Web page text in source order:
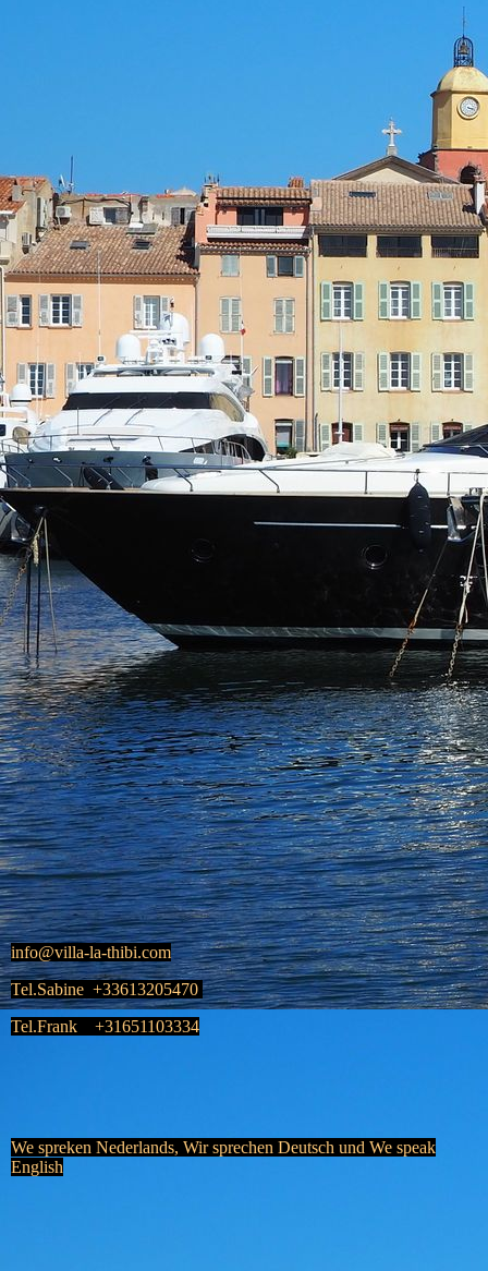
info@villa-la-thibi.com
Tel.Sabine +33613205470
Tel.Frank +31651103334
We spreken Nederlands, Wir sprechen Deutsch und We speak
English